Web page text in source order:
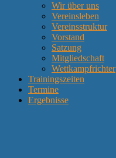
Wir über uns
Vereinsleben
Vereinsstruktur
Vorstand
Satzung
Mitgliedschaft
Wettkampfrichter
Trainingszeiten
Termine
Ergebnisse